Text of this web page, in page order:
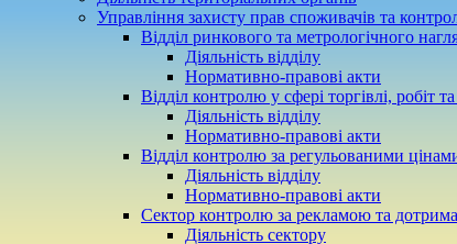
Управління захисту прав споживачів та
Відділ ринкового та метрологічного
Діяльність відділу
Нормативно-правові акти
Відділ контролю у сфері торгівлі, робіт
Діяльність відділу
Нормативно-правові акти
Відділ контролю за регульованими
Діяльність відділу
Нормативно-правові акти
Сектор контролю за рекламою та
Діяльність сектору